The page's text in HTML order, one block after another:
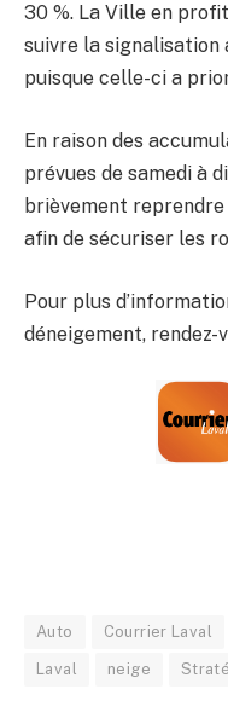
30 %. La Ville en
suivre la signalisation
puisque celle-ci a
En raison des
prévues de samedi à
brièvement reprendre
afin de sécuriser les
Pour plus
déneigement, rendez-
Auto Courrier Laval
Laval neige